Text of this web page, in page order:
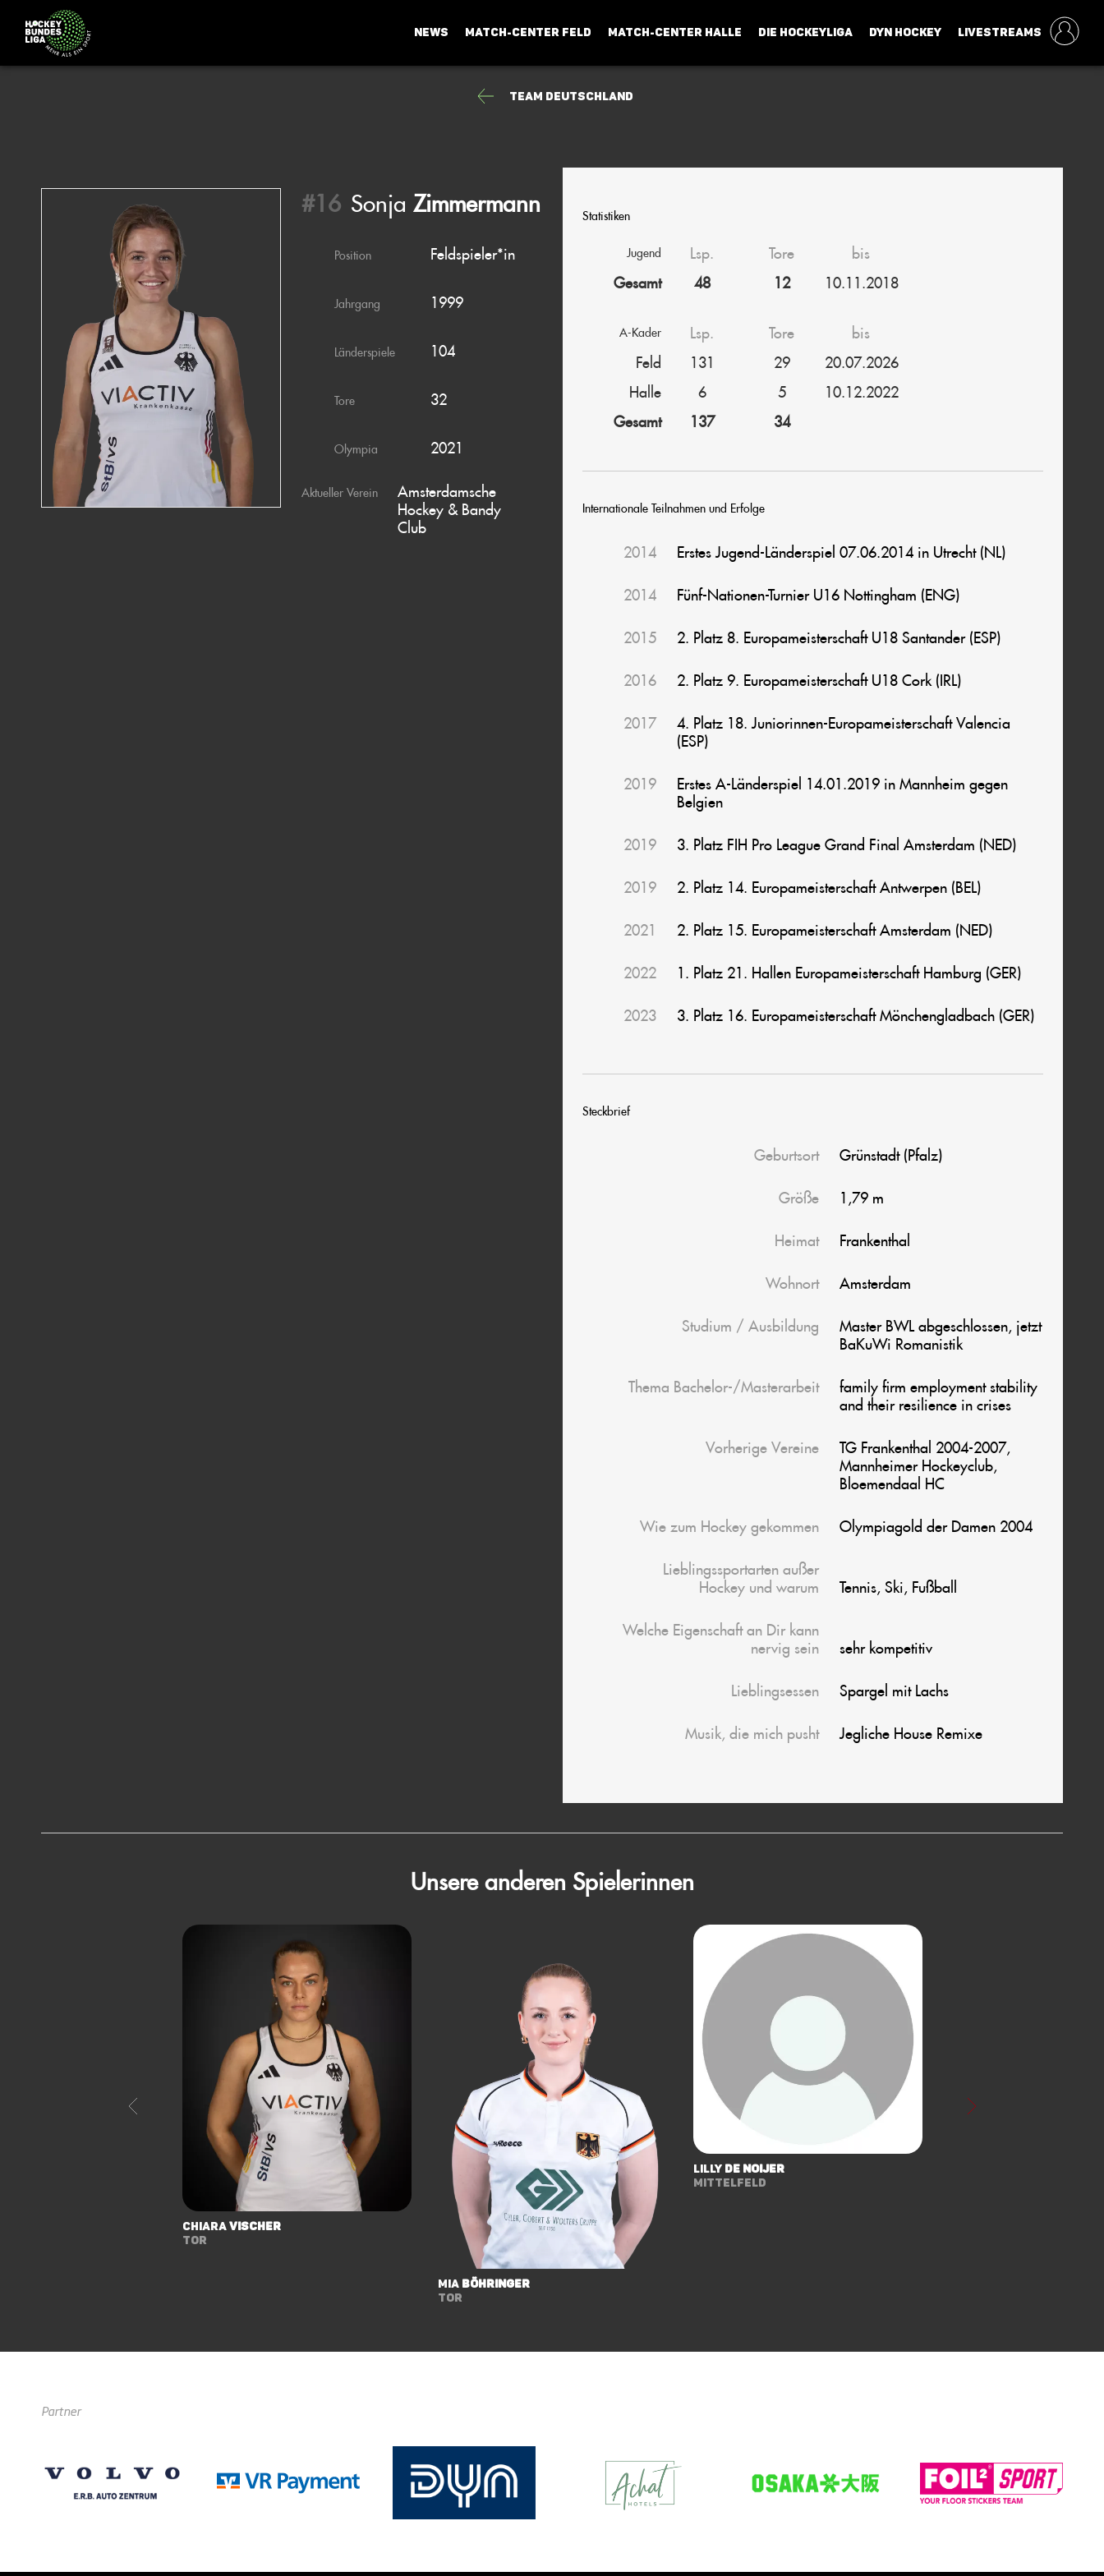
NEWS MATCH-CENTER FELD MATCH-CENTER HALLE DIE HOCKEYLIGA DYN HOCKEY LIVESTREAMS
Team Deutschland
#16 Sonja Zimmermann
Position Feldspieler*in
Jahrgang 1999
Länderspiele 104
Tore 32
Olympia 2021
Aktueller Verein
Amsterdamsche
Hockey & Bandy
Club
Statistiken
Jugend Lsp. Tore
bis
Gesamt
48 12 10.11.2018
A-Kader Lsp. Tore
bis
Feld
131 29
20.07.2026
Halle
6 5
10.12.2022
Gesamt
137 34
Internationale Teilnahmen und Erfolge
2014 Erstes Jugend-Länderspiel 07.06.2014 in Utrecht (NL)
2014 Fünf-Nationen-Turnier U16 Nottingham (ENG)
2015 2. Platz 8. Europameisterschaft U18 Santander (ESP)
2016 2. Platz 9. Europameisterschaft U18 Cork (IRL)
2017
4. Platz 18. Juniorinnen-Europameisterschaft Valencia
(ESP)
2019
Erstes A-Länderspiel 14.01.2019 in Mannheim gegen
Belgien
2019 3. Platz FIH Pro League Grand Final Amsterdam (NED)
2019 2. Platz 14. Europameisterschaft Antwerpen (BEL)
2021 2. Platz 15. Europameisterschaft Amsterdam (NED)
2022 1. Platz 21. Hallen Europameisterschaft Hamburg (GER)
2023 3. Platz 16. Europameisterschaft Mönchengladbach (GER)
Steckbrief
Geburtsort Grünstadt (Pfalz)
Größe 1,79 m
Heimat Frankenthal
Wohnort Amsterdam
Studium / Ausbildung
Master BWL abgeschlossen, jetzt
BaKuWi Romanistik
Thema Bachelor-/Masterarbeit
family firm employment stability
and their resilience in crises
Vorherige Vereine
TG Frankenthal 2004-2007,
Mannheimer Hockeyclub,
Bloemendaal HC
Wie zum Hockey gekommen Olympiagold der Damen 2004
Lieblingssportarten außer
Hockey und warum
Tennis, Ski, Fußball
Welche Eigenschaft an Dir kann
nervig sein
sehr kompetitiv
Lieblingsessen Spargel mit Lachs
Musik, die mich pusht Jegliche House Remixe
Unsere anderen Spielerinnen
ChiaraVischer
Tor
Mia Böhringer
Tor
Lilly de Noijer
Mittelfeld
Partner